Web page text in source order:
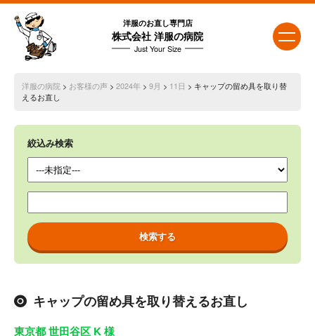
洋服のお直し専門店
株式会社 洋服の病院
Just Your Size
洋服の病院 > お客様の声> 2024年 > 9月 > 11日 > キャップの留め具を取り替
えるお直し
絞込み検索
キャップの留め具を取り替えるお直し
東京都 世田谷区 K 様